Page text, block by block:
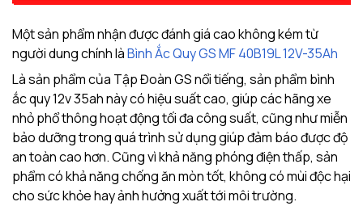
Một sản phẩm nhận được đánh giá cao không kém từ
người dung chính làBình Ắc Quy GS MF 40B19L 12V-35Ah
Là sản phẩm của Tập Đoàn GS nổi tiếng, sản phẩm bình
ắc quy 12v 35ah này có hiệu suất cao, giúp các hãng xe
nhỏ phổ thông hoạt động tối đa công suất, cũng như miễn
bảo dưỡng trong quá trình sử dụng giúp đảm báo được độ
an toàn cao hơn. Cũng vì khả năng phóng điện thấp, sản
phẩm có khả năng chống ăn mòn tốt, không có mùi độc hại
cho sức khỏe hay ảnh hưởng xuất tới môi trường.